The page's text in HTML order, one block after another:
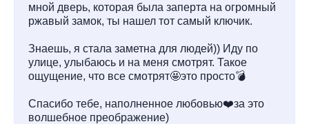
мной дверь, которая была заперта на огромный
ржавый замок, ты нашел тот самый ключик.
Знаешь, я стала заметна для людей)) Иду по
улице, улыбаюсь и на меня смотрят. Такое
ощущение, что все смотрят🤩это просто💣
Спасибо тебе, наполненное любовью❤️за это
волшебное преображение)